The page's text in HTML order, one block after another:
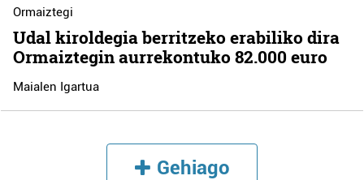
Ormaiztegi
Udal kiroldegia berritzeko erabiliko dira
Ormaiztegin aurrekontuko 82.000 euro
Maialen Igartua
Gehiago